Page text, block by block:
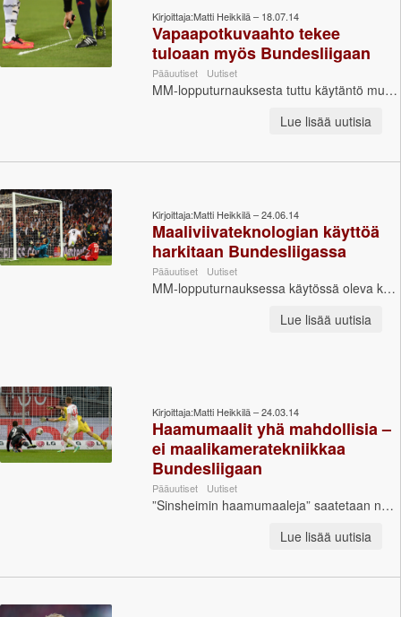
Kirjoittaja:Matti Heikkilä – 18.07.14
Vapaapotkuvaahto tekee
tuloaan myös Bundesliigaan
Pääuutiset Uutiset
MM-lopputurnauksesta tuttu käytäntö muurin paikan merkitsemisestä sprayvaahdolla saattaa olla todellisuutta myös Bundesliigassa jo kaudella 2014-...
Lue lisää uutisia
Kirjoittaja:Matti Heikkilä – 24.06.14
Maaliviivateknologian käyttöä
harkitaan Bundesliigassa
Pääuutiset Uutiset
MM-lopputurnauksessa käytössä oleva kameroihin perustuva maaliviivateknologia saattaa tulla käyttöön myös Bundesliigassa. DFL:n toimitusjohtaja...
Lue lisää uutisia
Kirjoittaja:Matti Heikkilä – 24.03.14
Haamumaalit yhä mahdollisia –
ei maalikameratekniikkaa
Bundesliigaan
Pääuutiset Uutiset
”Sinsheimin haamumaaleja” saatetaan nähdä Saksan kentillä jatkossakin. Viime vuoden lokakuussa Leverkusenin Stefan Kießling teki Hoffenheimin ...
Lue lisää uutisia